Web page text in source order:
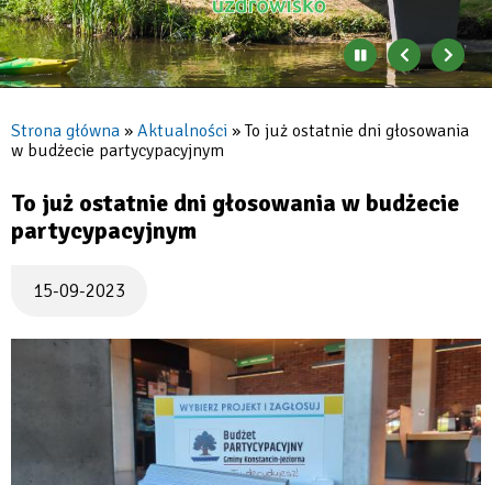
Zatrzymaj
automatyczne
się
banerów
Poprzedni
bannerbaner
Ścieżka
Strona główna Aktualności
To już ostatnie dni głosowania
w budżecie partycypacyjnym
To już ostatnie dni głosowania w budżecie
partycypacyjnym
15-09-2023